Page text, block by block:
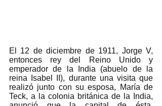
El 12 de diciembre de 1911, Jorge V,
entonces rey del Reino Unido y
emperador de la India (abuelo de la
reina Isabel II), durante una visita que
realizó junto con su esposa, María de
Teck, a la colonia británica de la India,